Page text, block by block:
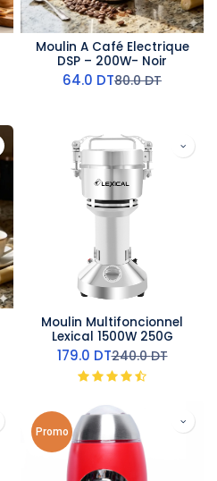
Moulin A Café Electrique
DSP – 200W- Noir
64.0 DT80.0DT
Moulin Multifoncionnel
Lexical 1500W 250G
179.0 DT240.0DT
Promo